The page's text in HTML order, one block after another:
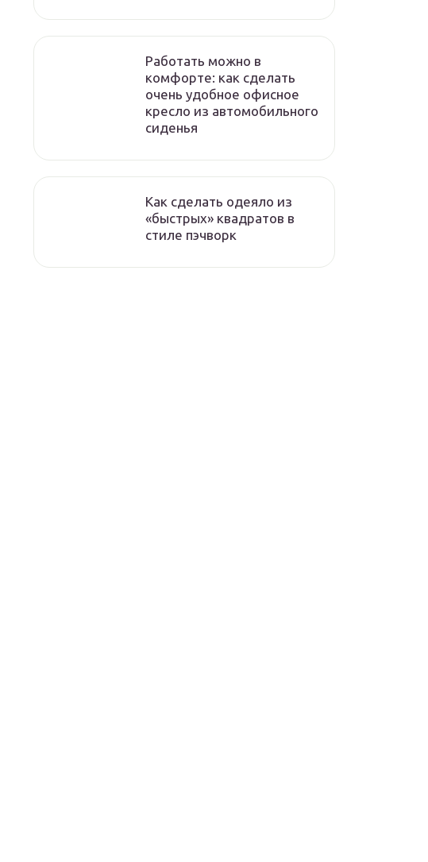
Работать можно в
комфорте: как сделать
очень удобное офисное
кресло из автомобильного
сиденья
Как сделать одеяло из
«быстрых» квадратов в
стиле пэчворк